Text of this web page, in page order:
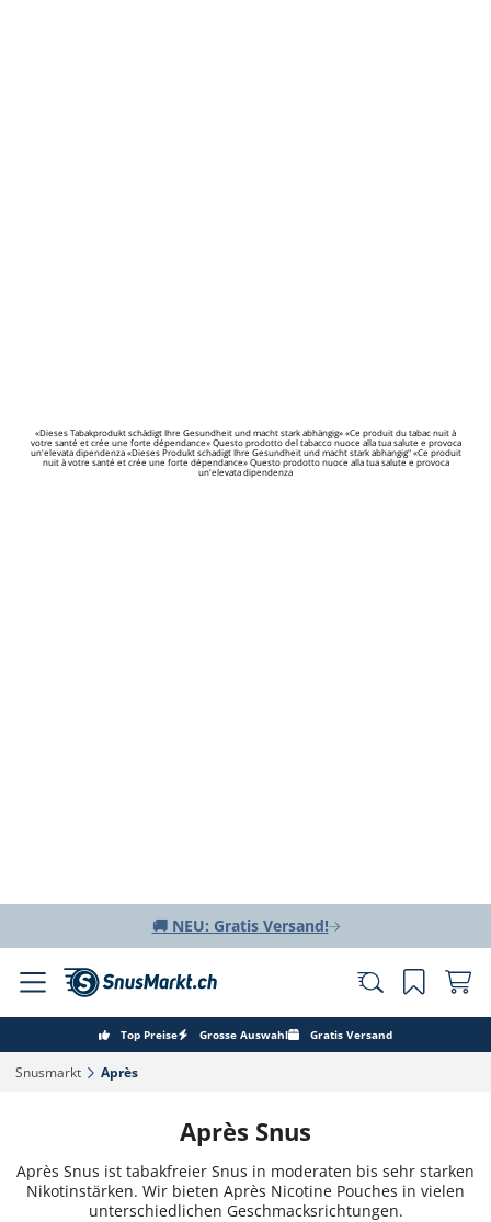
«Dieses Tabakprodukt schädigt Ihre Gesundheit und macht stark abhängig» «Ce produit du tabac nuit à
votre santé et crée une forte dépendance» Questo prodotto del tabacco nuoce alla tua salute e provoca
un'elevata dipendenza «Dieses Produkt schadigt Ihre Gesundheit und macht stark abhangig" «Ce produit
nuit à votre santé et crée une forte dépendance» Questo prodotto nuoce alla tua salute e provoca
un'elevata dipendenza
🚚 NEU: Gratis Versand!
Top Preise Grosse Auswahl Gratis Versand
Snusmarkt‎ Après‎
Après Snus
Après Snus ist tabakfreier Snus in moderaten bis sehr starken
Nikotinstärken. Wir bieten Après Nicotine Pouches in vielen
unterschiedlichen Geschmacksrichtungen.